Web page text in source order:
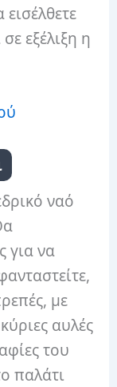
εισέλθετε
εξέλιξη η
ναό
για να
με
αυλές
του
παλάτι